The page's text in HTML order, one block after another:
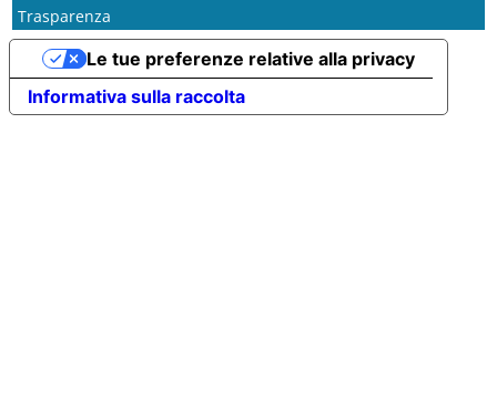
Trasparenza
Informativa sulla raccolta
Le tue preferenze relative alla privacy